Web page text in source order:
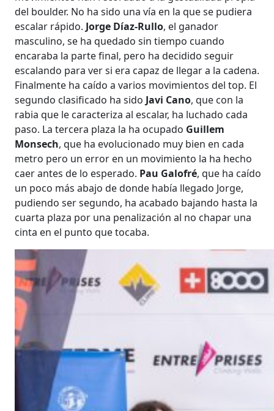
del boulder. No ha sido una vía en la que se pudiera
escalar rápido. Jorge Díaz-Rullo, el ganador
masculino, se ha quedado sin tiempo cuando
encaraba la parte final, pero ha decidido seguir
escalando para ver si era capaz de llegar a la cadena.
Finalmente ha caído a varios movimientos del top. El
segundo clasificado ha sido Javi Cano, que con la
rabia que le caracteriza al escalar, ha luchado cada
paso. La tercera plaza la ha ocupado Guillem
Monsech, que ha evolucionado muy bien en cada
metro pero un error en un movimiento la ha hecho
caer antes de lo esperado. Pau Galofré, que ha caído
un poco más abajo de donde había llegado Jorge,
pudiendo ser segundo, ha acabado bajando hasta la
cuarta plaza por una penalización al no chapar una
cinta en el punto que tocaba.